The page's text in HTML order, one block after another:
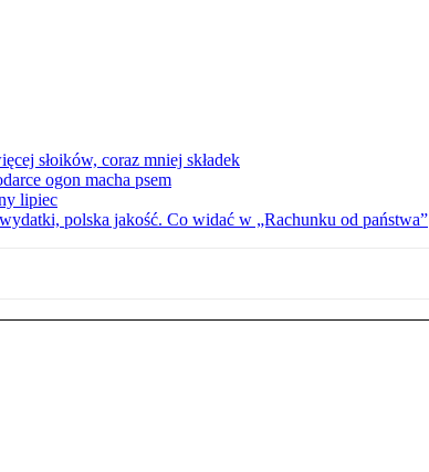
słoików, coraz mniej składek
ogon macha psem
lipiec
polska jakość. Co widać w „Rachunku od państwa”